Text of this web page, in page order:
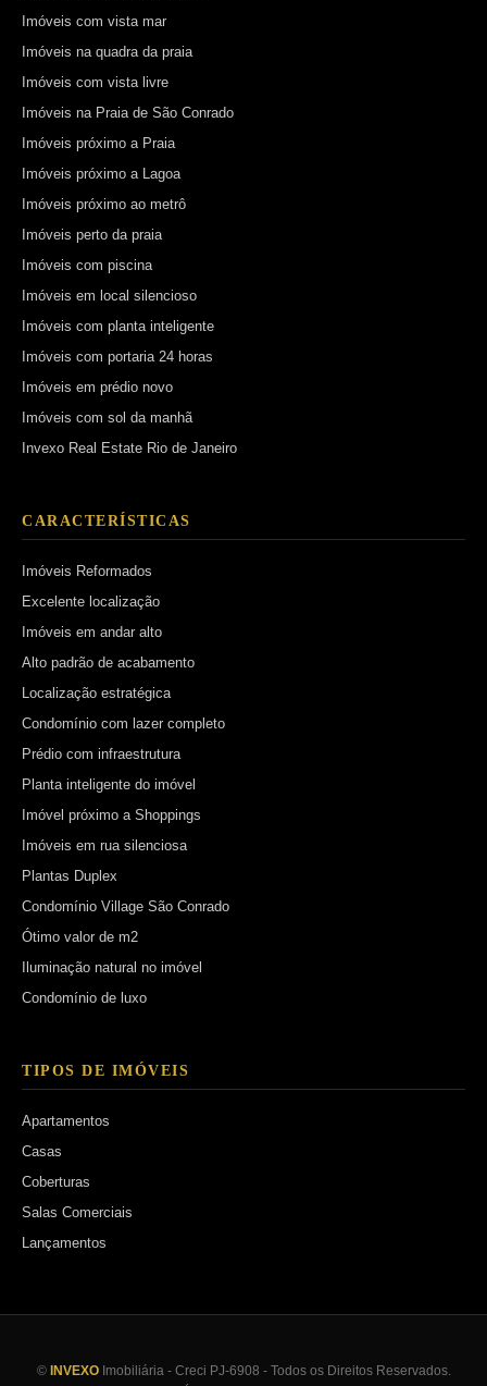
Imóveis com vista mar
Imóveis na quadra da praia
Imóveis com vista livre
Imóveis na Praia de São Conrado
Imóveis próximo a Praia
Imóveis próximo a Lagoa
Imóveis próximo ao metrô
Imóveis perto da praia
Imóveis com piscina
Imóveis em local silencioso
Imóveis com planta inteligente
Imóveis com portaria 24 horas
Imóveis em prédio novo
Imóveis com sol da manhã
Invexo Real Estate Rio de Janeiro
CARACTERÍSTICAS
Imóveis Reformados
Excelente localização
Imóveis em andar alto
Alto padrão de acabamento
Localização estratégica
Condomínio com lazer completo
Prédio com infraestrutura
Planta inteligente do imóvel
Imóvel próximo a Shoppings
Imóveis em rua silenciosa
Plantas Duplex
Condomínio Village São Conrado
Ótimo valor de m2
Iluminação natural no imóvel
Condomínio de luxo
TIPOS DE IMÓVEIS
Apartamentos
Casas
Coberturas
Salas Comerciais
Lançamentos
© INVEXOImobiliária - Creci PJ-6908 - Todos os Direitos Reservados.